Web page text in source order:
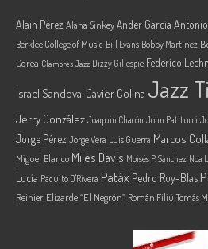
Alain PérezAlana SinkeyAnder García
Berklee College of Music Bill Evans Bobby Martínez
Corea Clamores Jazz Dizzy Gillespie Federico
Israel Sandoval Javier Colina Jazz
Jerry González Joaquin Chacón John Patitucci
Jorge Pérez Jorge Vera Luis Guerra Marcos
Miguel Blanco Miles Davis Moisés P. Sánchez Noa
Lucía Paquito D'Rivera Patáx Pedro Ruy-Blas
Reinier Elizarde “El Negrón” Román Filiú Tomás